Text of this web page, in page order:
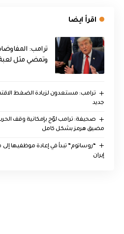
اقرأ ايضا
‏ترامب:
وتمضي مثل
‏ترامب: مستعدون لزيادة الضغط
جديد
صحيفة: ترامب لوّح بإمكانية وقف
مضيق هرمز بشكل كامل
“روساتوم” تبدأ في إعادة موظفيها
إيران